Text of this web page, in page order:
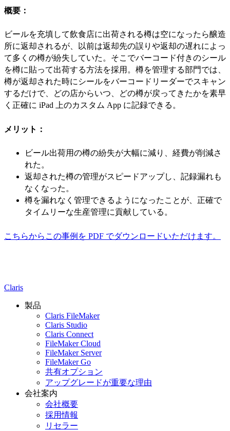
概要：
ビールを充填して飲食店に出荷される樽は空になったら醸造
所に返却されるが、以前は返却先の誤りや返却の遅れによっ
て多くの樽が紛失していた。そこでバーコード付きのシール
を樽に貼って出荷する方法を採用。樽を管理する部門では、
樽が返却された時にシールをバーコードリーダーでスキャン
するだけで、どの店からいつ、どの樽が戻ってきたかを素早
く正確に iPad 上のカスタム App に記録できる。
メリット：
ビール出荷用の樽の紛失が大幅に減り、経費が削減さ
れた。
返却された樽の管理がスピードアップし、記録漏れも
なくなった。
樽を漏れなく管理できるようになったことが、正確で
タイムリーな生産管理に貢献している。
こちらからこの事例を PDF でダウンロードいただけます。
Claris
製品
Claris FileMaker
Claris Studio
Claris Connect
FileMaker Cloud
FileMaker Server
FileMaker Go
共有オプション
アップグレードが重要な理由
会社案内
会社概要
採用情報
リセラー